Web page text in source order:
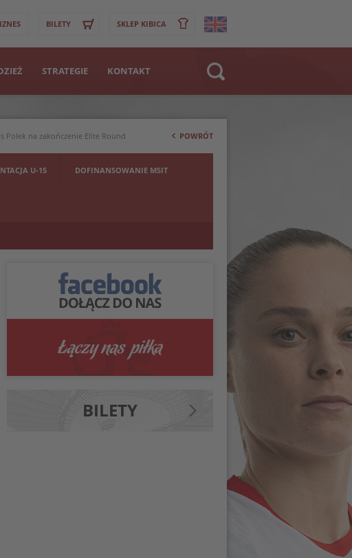
BILETY SKLEP KIBICA
STRATEGIE KONTAKT
>
Strona WWW
Zawodnik
Polek na zakończenie Elite Round POWRÓT
U-15 DOFINANSOWANIE MSIT
BILETY